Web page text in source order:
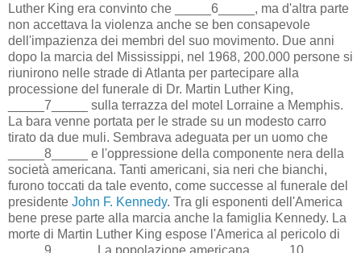
Luther King era convinto che _____6_____, ma d'altra parte
non accettava la violenza anche se ben consapevole
dell'impazienza dei membri del suo movimento. Due anni
dopo la marcia del Mississippi, nel 1968, 200.000 persone si
riunirono nelle strade di Atlanta per partecipare alla
processione del funerale di Dr. Martin Luther King,
_____7_____ sulla terrazza del motel Lorraine a Memphis.
La bara venne portata per le strade su un modesto carro
tirato da due muli. Sembrava adeguata per un uomo che
_____8_____ e l'oppressione della componente nera della
società americana. Tanti americani, sia neri che bianchi,
furono toccati da tale evento, come successe al funerale del
presidente John F. Kennedy. Tra gli esponenti dell'America
bene prese parte alla marcia anche la famiglia Kennedy. La
morte di Martin Luther King espose l'America al pericolo di
_____9_____ . La popolazione americana _____10_____.